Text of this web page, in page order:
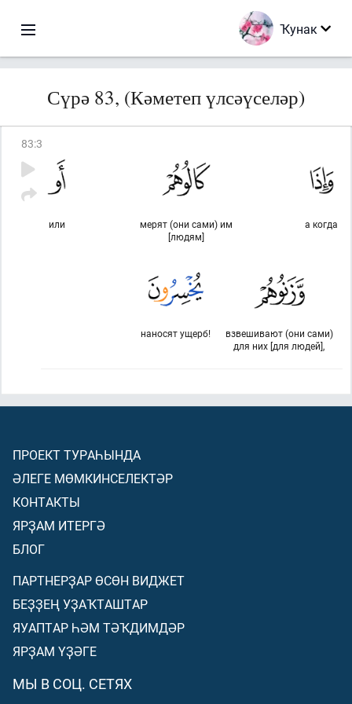
Ҡунак
Сүрә 83, (Кәметеп үлсәүселәр)
83:3
а когда
мерят (они сами) им
[людям]
или
взвешивают (они сами)
для них [для людей],
наносят ущерб!
ПРОЕКТ ТУРАҺЫНДА
ӘЛЕГЕ МӨМКИНСЕЛЕКТӘР
КОНТАКТЫ
ЯРҘАМ ИТЕРГӘ
БЛОГ
ПАРТНЕРҘАР ӨСӨН ВИДЖЕТ
БЕҘҘЕҢ УҘАҠТАШТАР
ЯУАПТАР ҺӘМ ТӘҠДИМДӘР
ЯРҘАМ ҮҘӘГЕ
МЫ В СОЦ. СЕТЯХ